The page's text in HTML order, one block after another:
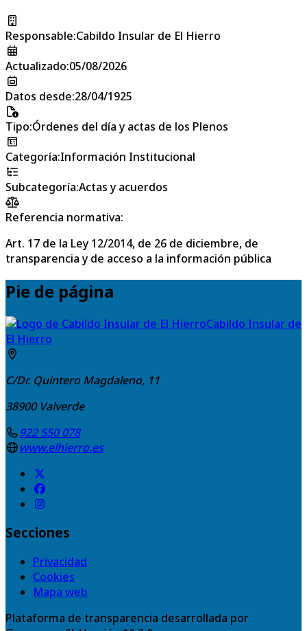
Responsable:Cabildo Insular de El Hierro
Actualizado:05/08/2026
Datos desde:28/04/1925
Tipo:Órdenes del día y actas de los Plenos
Categoría:Información Institucional
Subcategoría:Actas y acuerdos
Referencia normativa:
Art. 17 de la Ley 12/2014, de 26 de diciembre, de
transparencia y de acceso a la información pública
Pie de página
Cabildo Insular de
El Hierro
C/Dr. Quintero Magdaleno, 11
38900 Valverde
922 550 078
www.elhierro.es
Secciones
Privacidad
Cookies
Mapa web
Plataforma de transparencia desarrollada por